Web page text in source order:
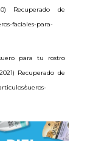
Recuperado de
faciales-para-
para tu rostro
Recuperado de
sueros-